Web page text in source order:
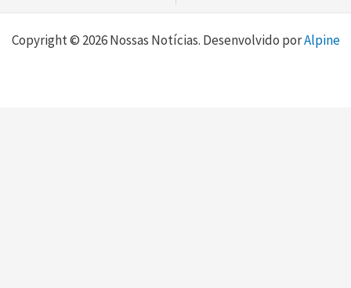
Copyright © 2026 Nossas Notícias. Desenvolvido porAlpine